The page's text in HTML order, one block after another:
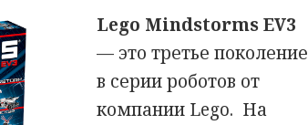
Lego Mindstorms EV3
— это третье поколение
в серии роботов от
компании Lego. На